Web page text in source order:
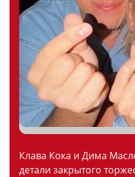
Клава Кока и Дима
детали закрытого